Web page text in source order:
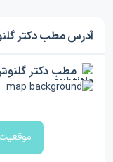
آدرس مطب دکتر
مطب دکتر